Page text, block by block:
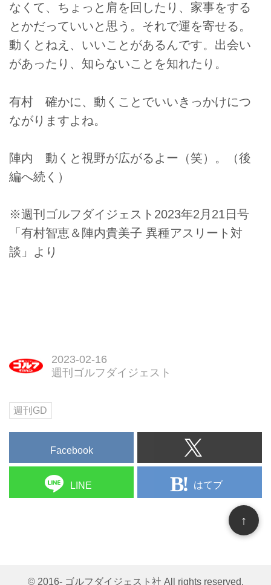
なくて、ちょっと肩を回したり、家事をする
とかだっていいと思う。それで運を寄せる。
動くとねえ、いいことがあるんです。出会い
があったり、知らないことを知れたり。
有村 確かに、動くことでいいきっかけにつ
ながりますよね。
陣内 動くと視野が広がるよー（笑）。（後
編へ続く）
※週刊ゴルフダイジェスト2023年2月21日号
「有村智恵＆陣内貴美子 異種アスリート対
談」より
2023-02-16
週刊ゴルフダイジェスト
週刊GD
Facebook
LINE はてブ
© 2016- ゴルフダイジェスト社 All rights reserved.
↑